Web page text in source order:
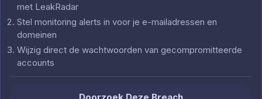
met LeakRadar
Stel monitoring alerts in voor je e-mailadressen en
domeinen
Wijzig direct de wachtwoorden van gecompromitteerde
accounts